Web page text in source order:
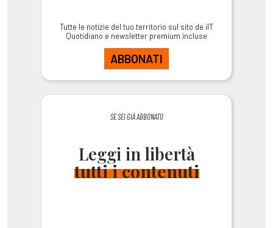
Tutte le notizie del tuo territorio sul sito de ilT
Quotidiano e newsletter premium incluse
ABBONATI
SE SEI GIÀ ABBONATO
Leggi in libertà
tutti i contenuti